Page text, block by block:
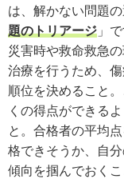
は、解かない問題
題のトリアージ 」
災害時や救命救急
治療を行うため、
順位を決めること
くの得点ができる
と。合格者の平均
格できそうか、自
傾向を掴んでおくこ